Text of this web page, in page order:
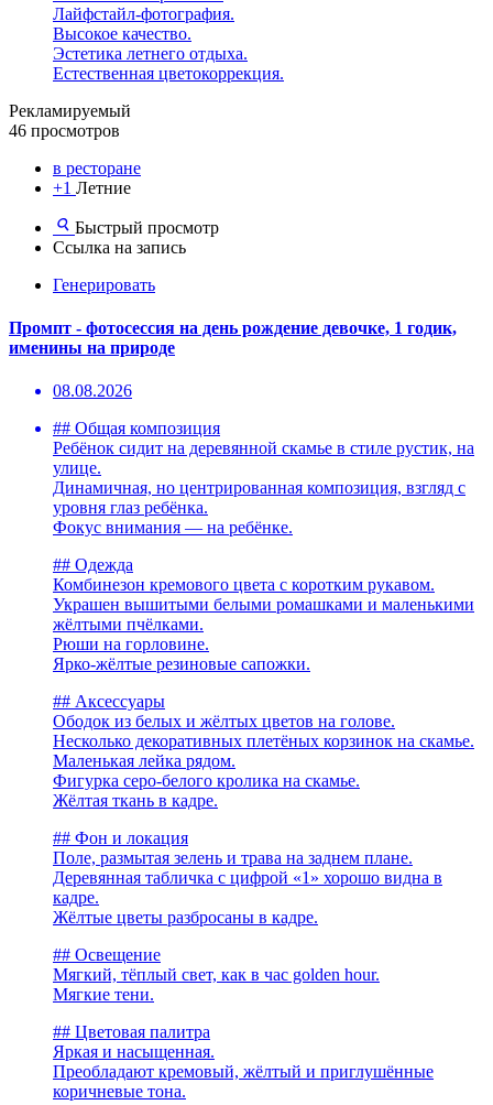
Лайфстайл-фотография.
Высокое качество.
Эстетика летнего отдыха.
Естественная цветокоррекция.
Рекламируемый
46 просмотров
в ресторане
+1 Летние
Быстрый просмотр
Ссылка на запись
Генерировать
Промпт - фотосессия на день рождение девочке, 1 годик,
именины на природе
08.08.2026
## Общая композиция
Ребёнок сидит на деревянной скамье в стиле рустик, на
улице.
Динамичная, но центрированная композиция, взгляд с
уровня глаз ребёнка.
Фокус внимания — на ребёнке.
## Одежда
Комбинезон кремового цвета с коротким рукавом.
Украшен вышитыми белыми ромашками и маленькими
жёлтыми пчёлками.
Рюши на горловине.
Ярко-жёлтые резиновые сапожки.
## Аксессуары
Ободок из белых и жёлтых цветов на голове.
Несколько декоративных плетёных корзинок на скамье.
Маленькая лейка рядом.
Фигурка серо-белого кролика на скамье.
Жёлтая ткань в кадре.
## Фон и локация
Поле, размытая зелень и трава на заднем плане.
Деревянная табличка с цифрой «1» хорошо видна в
кадре.
Жёлтые цветы разбросаны в кадре.
## Освещение
Мягкий, тёплый свет, как в час golden hour.
Мягкие тени.
## Цветовая палитра
Яркая и насыщенная.
Преобладают кремовый, жёлтый и приглушённые
коричневые тона.